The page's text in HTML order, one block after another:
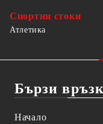
Спортни стоки
Атлетика
Бързи
Начало